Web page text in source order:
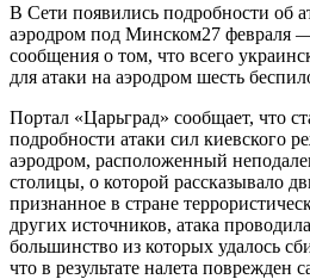
В Сети появились подробности об
аэродром под Минском27
сообщения о том, что всего
для атаки на аэродром шесть
Портал «Царьград» сообщает, что
подробности атаки сил киевского
аэродром, расположенный
столицы, о которой рассказывало
признанное в стране
других источников, атака
большинство из которых удалось
что в результате налета